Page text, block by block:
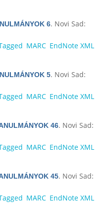
6. Novi Sad:
MARC EndNote XML
5. Novi Sad:
MARC EndNote XML
46. Novi Sad:
MARC EndNote XML
45. Novi Sad:
MARC EndNote XML